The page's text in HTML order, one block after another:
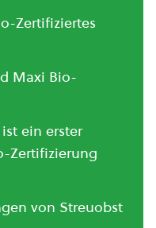
Zertifiziertes
Maxi Bio-
ein erster
Zertifizierung
von Streuobst